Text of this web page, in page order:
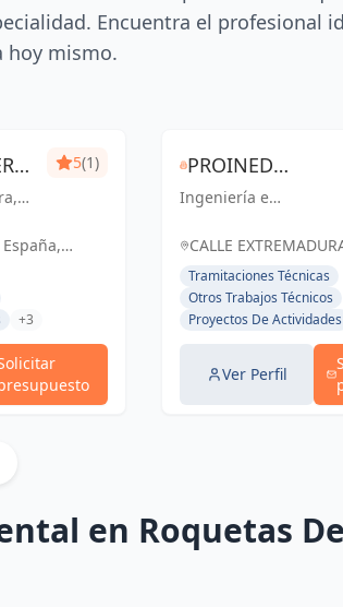
Encuentra el profesional
hoy mismo.
de
5(1)
+3
PROINED
INGENIERIA +
INSTALACIONES
Ingeniería e
para un futuro mejor
CALLE
EJIDO, ESPAÑA,
Tramitaciones Técnicas
Otros Trabajos Técnicos
Proyectos De Actividades
Ver Perfil
en Roquetas